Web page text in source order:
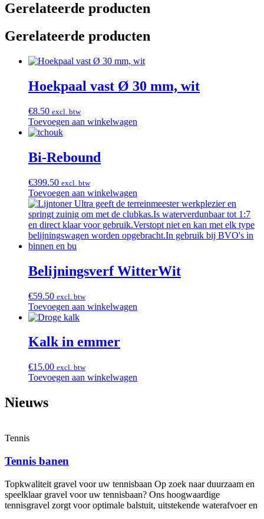
Gerelateerde producten
Gerelateerde producten
Hoekpaal vast Ø 30 mm, wit
€8.50 excl. btw
Toevoegen aan winkelwagen
Bi-Rebound
€399.50 excl. btw
Toevoegen aan winkelwagen
Belijningsverf WitterWit
€59.50 excl. btw
Toevoegen aan winkelwagen
Kalk in emmer
€15.00 excl. btw
Toevoegen aan winkelwagen
Nieuws
Tennis
Tennis banen
Topkwaliteit gravel voor uw tennisbaan Op zoek naar duurzaam en
speelklaar gravel voor uw tennisbaan? Ons hoogwaardige
tennisgravel zorgt voor optimale balstuit, uitstekende waterafvoer en